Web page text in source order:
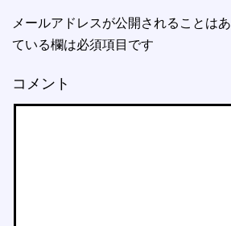
メールアドレスが公開されることはあ
ている欄は必須項目です
コメント